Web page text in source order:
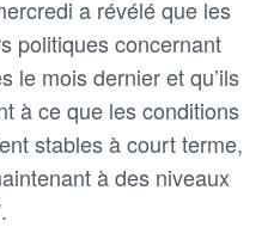
a révélé que les
politiques concernant
le mois dernier et qu’ils
à ce que les conditions
stables à court terme,
à des niveaux